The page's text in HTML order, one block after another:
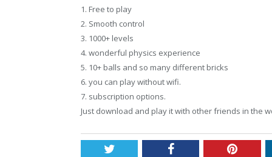
1. Free to play
2. Smooth control
3. 1000+ levels
4. wonderful physics experience
5. 10+ balls and so many different bricks
6. you can play without wifi.
7. subscription options.
Just download and play it with other friends in the
Twitter Facebook